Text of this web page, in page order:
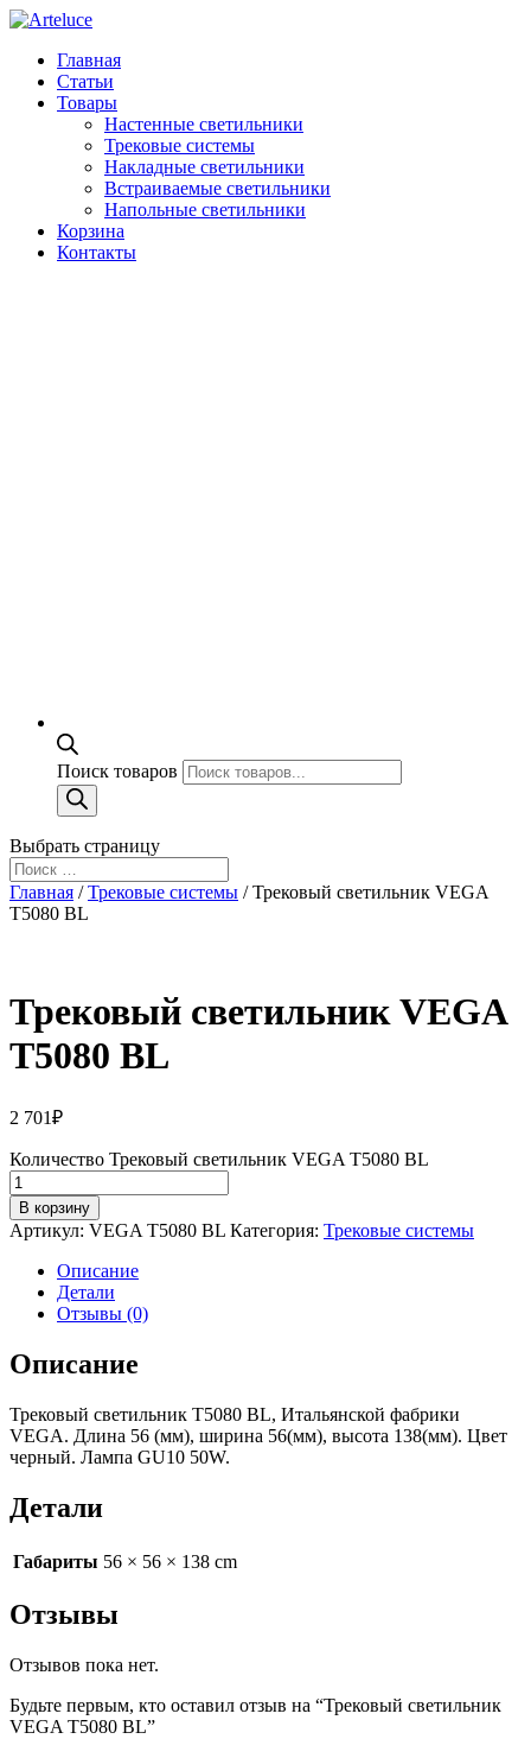
Главная
Статьи
Товары
Настенные светильники
Трековые системы
Накладные светильники
Встраиваемые светильники
Напольные светильники
Корзина
Контакты
Поиск товаров
Выбрать страницу
Главная /Трековые системы / Трековый светильник VEGA
T5080 BL
Трековый светильник VEGA
T5080 BL
2 701₽
Количество Трековый светильник VEGA T5080 BL
В корзину
Артикул: VEGA T5080 BL Категория: Трековые системы
Описание
Детали
Отзывы (0)
Описание
Трековый светильник T5080 BL, Итальянской фабрики
VEGA. Длина 56 (мм), ширина 56(мм), высота 138(мм). Цвет
черный. Лампа GU10 50W.
Детали
Габариты 56 × 56 × 138 cm
Отзывы
Отзывов пока нет.
Будьте первым, кто оставил отзыв на “Трековый светильник
VEGA T5080 BL”